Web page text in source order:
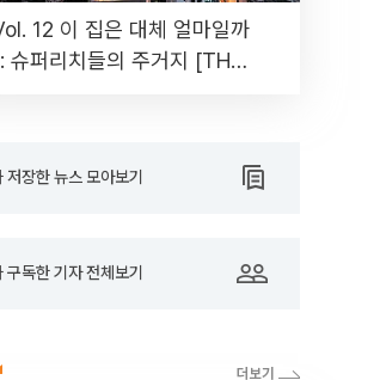
12 이 집은 대체 얼마일까
: 슈퍼리치들의 주거지 [THE
저장한 뉴스 모아보기
구독한 기자 전체보기